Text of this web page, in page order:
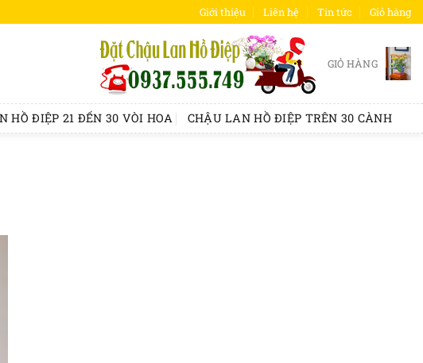
Giới thiệu Liên hệ Tin tức Giỏ hàng
GIỎ HÀNG
HỒ ĐIỆP 21 ĐẾN 30 VÒI HOA CHẬU LAN HỒ ĐIỆP TRÊN 30 CÀNH